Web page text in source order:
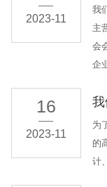
2023-11
我
主
会
企
16
2023-11
为
的
计